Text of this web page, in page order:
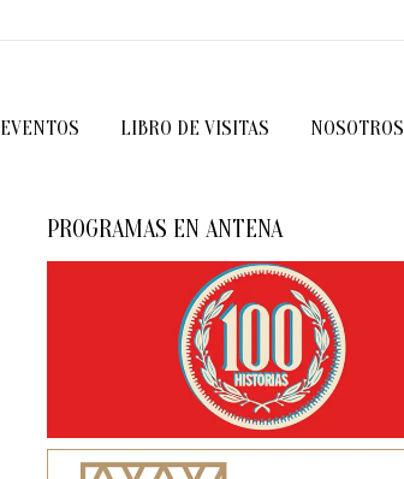
EVENTOS LIBRO DE VISITAS NOSOTROS
PROGRAMAS EN ANTENA